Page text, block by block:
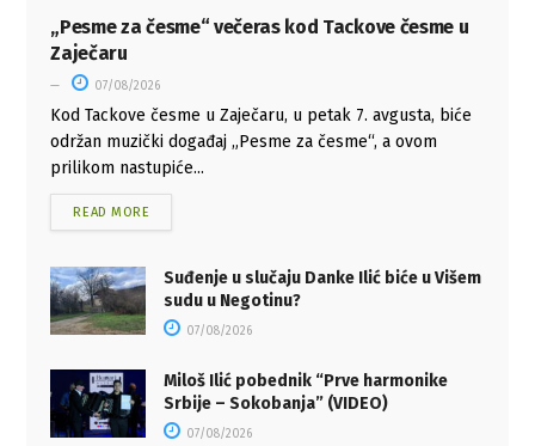
„Pesme za česme“ večeras kod Tackove česme u
Zaječaru
07/08/2026
Kod Tackove česme u Zaječaru, u petak 7. avgusta, biće
održan muzički događaj „Pesme za česme“, a ovom
prilikom nastupiće...
READ MORE
Suđenje u slučaju Danke Ilić biće u Višem
sudu u Negotinu?
07/08/2026
Miloš Ilić pobednik “Prve harmonike
Srbije – Sokobanja” (VIDEO)
07/08/2026